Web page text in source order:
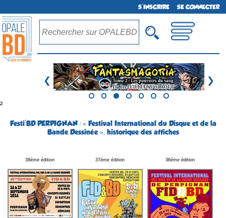
S'INSCRIRE SE CONNECTER
❮ ❯
²
Festi'BD PERPIGNAN : « Festival International du Disque et de la
Bande Dessinée », historique des affiches
38éme édition 37éme édition 36éme édition